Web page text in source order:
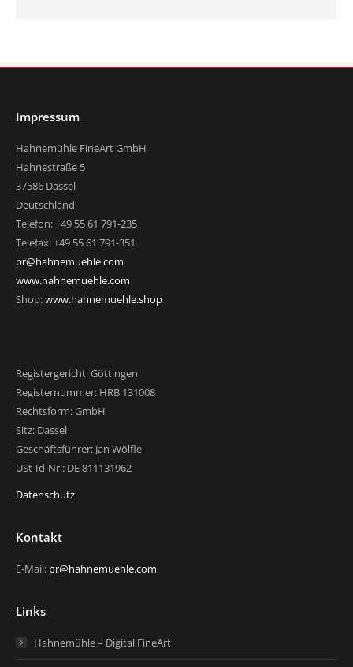
Impressum
Hahnemühle FineArt GmbH
Hahnestraße 5
37586 Dassel
Deutschland
Telefon: +49 55 61 791-235
Telefax: +49 55 61 791-351
pr@hahnemuehle.com
www.hahnemuehle.com
Shop:www.hahnemuehle.shop
Registergericht: Göttingen
Registernummer: HRB 131008
Rechtsform: GmbH
Sitz: Dassel
Geschäftsführer: Jan Wölfle
USt-Id-Nr.: DE 811131962
Datenschutz
Kontakt
E-Mail: pr@hahnemuehle.com
Links
Hahnemühle – Digital FineArt